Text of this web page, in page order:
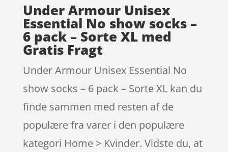
Under Armour Unisex
Essential No show socks –
6 pack – Sorte XL med
Gratis Fragt
Under Armour Unisex Essential No
show socks – 6 pack – Sorte XL kan du
finde sammen med resten af de
populære fra varer i den populære
kategori Home > Kvinder. Vidste du, at